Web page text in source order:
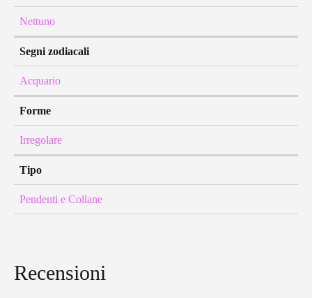
Nettuno
Segni zodiacali
Acquario
Forme
Irregolare
Tipo
Pendenti e Collane
Recensioni